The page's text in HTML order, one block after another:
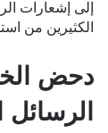
إلى إشعارات
الكثيرين من
دحض